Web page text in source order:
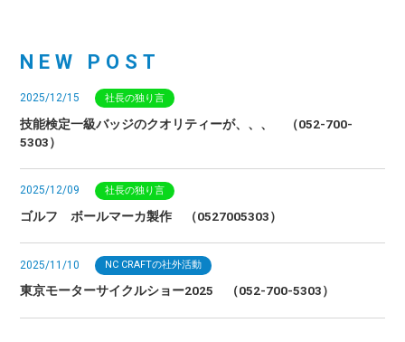
NEW POST
2025/12/15 社長の独り言
技能検定一級バッジのクオリティーが、、、 （052-700-
5303）
2025/12/09 社長の独り言
ゴルフ ボールマーカ製作 （0527005303）
2025/11/10 NC CRAFTの社外活動
東京モーターサイクルショー2025 （052-700-5303）